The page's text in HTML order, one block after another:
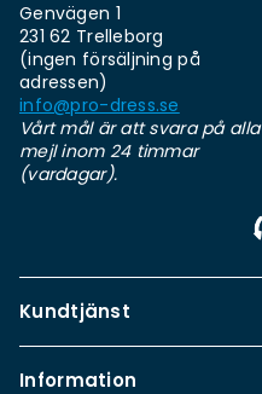
Genvägen 1
231 62 Trelleborg
(ingen försäljning på
adressen)
info@pro-dress.se
Vårt mål är att svara på alla
mejl inom 24 timmar
(vardagar).
Kundtjänst
Information